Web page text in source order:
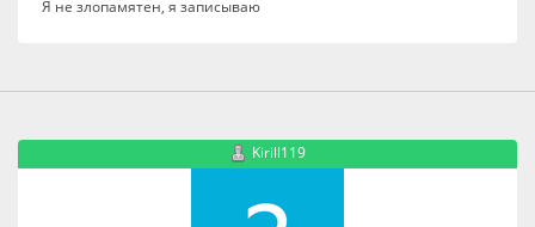
Я не злопамятен, я записываю
Kirill119